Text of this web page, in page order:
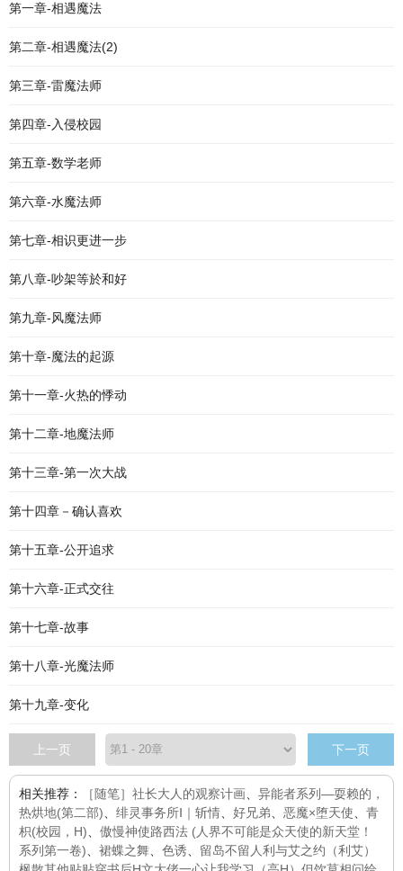
第一章-相遇魔法
第二章-相遇魔法(2)
第三章-雷魔法师
第四章-入侵校园
第五章-数学老师
第六章-水魔法师
第七章-相识更进一步
第八章-吵架等於和好
第九章-风魔法师
第十章-魔法的起源
第十一章-火热的悸动
第十二章-地魔法师
第十三章-第一次大战
第十四章－确认喜欢
第十五章-公开追求
第十六章-正式交往
第十七章-故事
第十八章-光魔法师
第十九章-变化
上一页 下一页
相关推荐： ［随笔］社长大人的观察计画
异能者系列—耍赖的，
热烘地(第二部)
绯灵事务所Ⅰ｜斩情 好兄弟 恶魔×堕天使
青
枳(校园，H)
傲慢神使路西法 (人界不可能是众天使的新天堂！
系列第一卷)
裙蝶之舞 色诱 留岛不留人利与艾之约（利艾）